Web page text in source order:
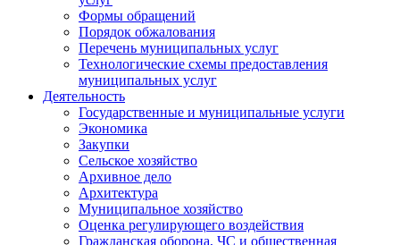
Формы обращений
Порядок обжалования
Перечень муниципальных услуг
Технологические схемы предоставления
муниципальных услуг
Деятельность
Государственные и муниципальные услуги
Экономика
Закупки
Сельское хозяйство
Архивное дело
Архитектура
Муниципальное хозяйство
Оценка регулирующего воздействия
Гражданская оборона, ЧС и общественная